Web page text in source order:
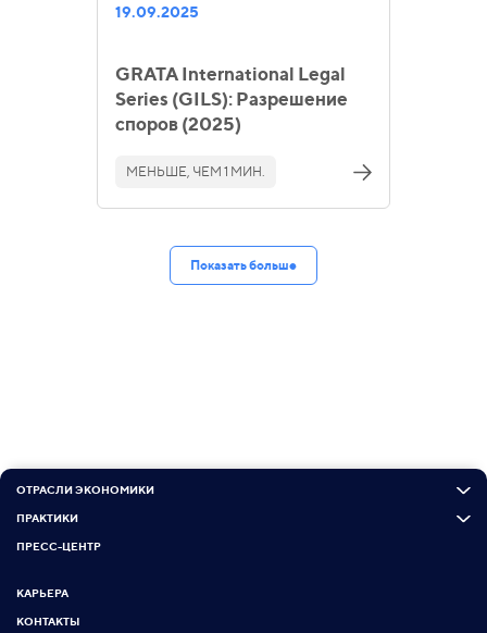
19.09.2025
GRATA International Legal
Series (GILS): Разрешение
споров (2025)
МЕНЬШЕ, ЧЕМ 1 МИН.
Показать больше
ОТРАСЛИ ЭКОНОМИКИ
ПРАКТИКИ
ПРЕСС-ЦЕНТР
КАРЬЕРА
КОНТАКТЫ